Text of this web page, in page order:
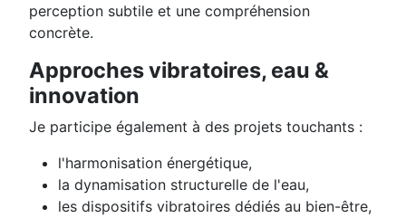
perception subtile et une compréhension
concrète.
Approches vibratoires, eau &
innovation
Je participe également à des projets touchants :
l'harmonisation énergétique,
la dynamisation structurelle de l'eau,
les dispositifs vibratoires dédiés au bien-être,